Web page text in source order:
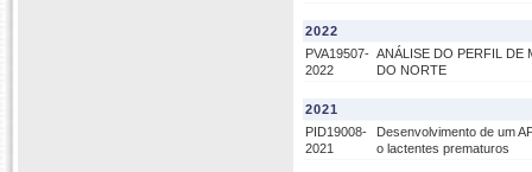
2022
PVA19507-
2022
ANÁLISE DO PERFIL DE
DO NORTE
2021
PID19008-
2021
Desenvolvimento de um
o lactentes prematuros